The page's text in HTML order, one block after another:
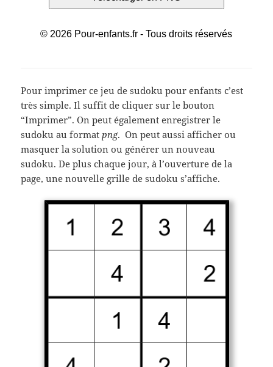
Pour imprimer ce jeu de sudoku pour enfants c’est
très simple. Il suffit de cliquer sur le bouton
“Imprimer”. On peut également enregistrer le
sudoku au format png. On peut aussi afficher ou
masquer la solution ou générer un nouveau
sudoku. De plus chaque jour, à l’ouverture de la
page, une nouvelle grille de sudoku s’affiche.